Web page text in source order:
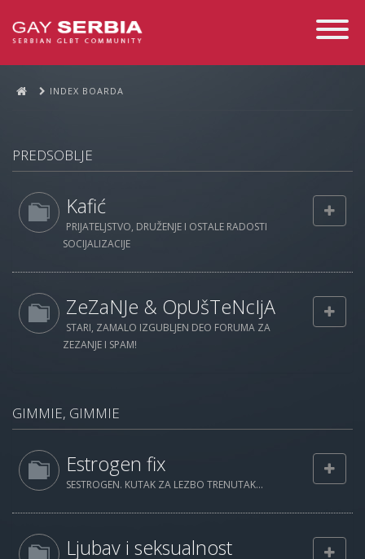
Toggle
INDEX BOARDA
PREDSOBLJE
Kafić
PRIJATELJSTVO, DRUŽENJE I OSTALE RADOSTI
SOCIJALIZACIJE
ZeZaNJe & OpUšTeNcIjA
STARI, ZAMALO IZGUBLJEN DEO FORUMA ZA
ZEZANJE I SPAM!
GIMMIE, GIMMIE
Estrogen fix
SESTROGEN. KUTAK ZA LEZBO TRENUTAK...
Ljubav i seksualnost